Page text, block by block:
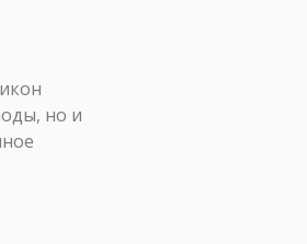
но и